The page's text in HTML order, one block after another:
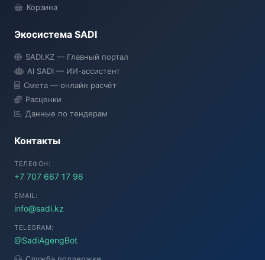
Корзина
Экосистема SADI
SADI.KZ — Главный портал
AI SADI — ИИ-ассистент
Смета — онлайн расчёт
Расценки
Данные по тендерам
Контакты
ТЕЛЕФОН:
+7 707 667 17 96
EMAIL:
info@sadi.kz
TELEGRAM:
@SadiAgengBot
● Подключение...